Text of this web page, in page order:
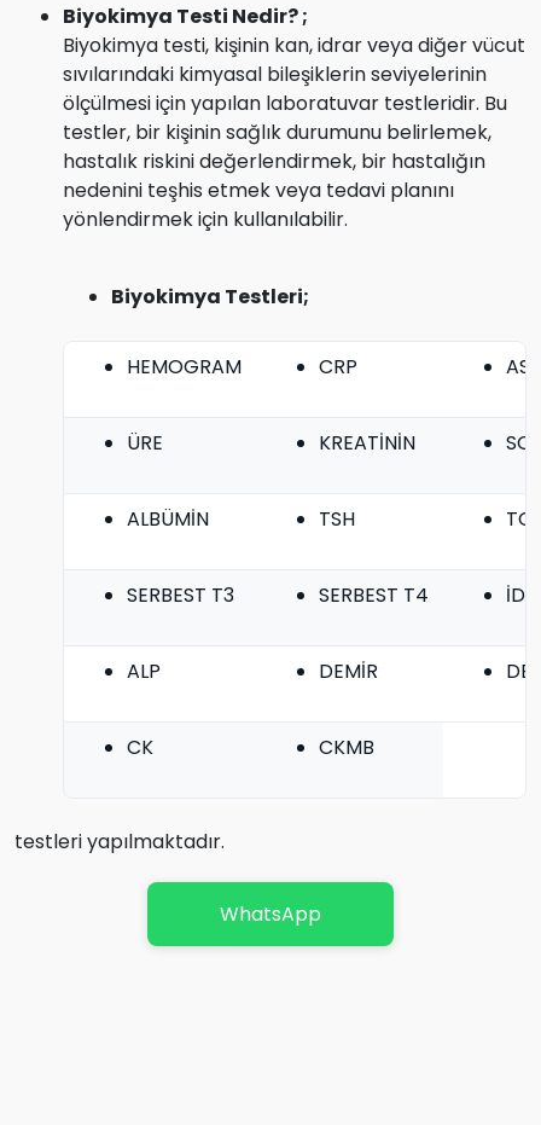
Biyokimya Testi Nedir? ;
Biyokimya testi, kişinin kan, idrar veya diğer vücut
sıvılarındaki kimyasal bileşiklerin seviyelerinin
ölçülmesi için yapılan laboratuvar testleridir. Bu
testler, bir kişinin sağlık durumunu belirlemek,
hastalık riskini değerlendirmek, bir hastalığın
nedenini teşhis etmek veya tedavi planını
yönlendirmek için kullanılabilir.
Biyokimya Testleri;
HEMOGRAM CRP AST
ÜRE KREATİNİN
ALBÜMİN TSH
SERBEST T3 SERBEST T4
ALP DEMİR
CK CKMB
testleri yapılmaktadır.
WhatsApp